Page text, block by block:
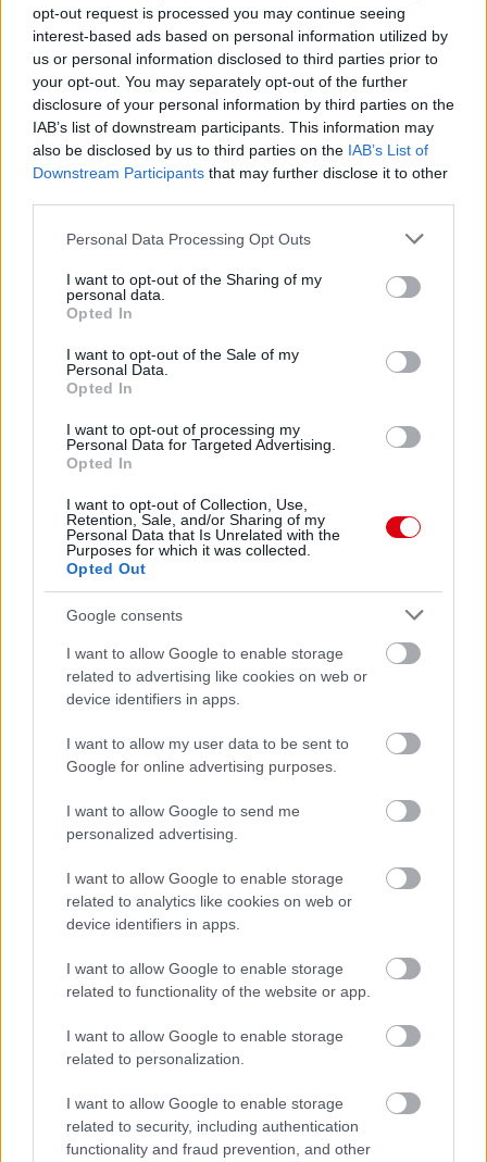
opt-out request is processed you may continue seeing
interest-based ads based on personal information utilized by
us or personal information disclosed to third parties prior to
your opt-out. You may separately opt-out of the further
disclosure of your personal information by third parties on the
IAB’s list of downstream participants. This information may
also be disclosed by us to third parties on the IAB’s List of
Downstream Participants that may further disclose it to other
Please note that this website/app uses one or more Google
not limited to your visit or usage behaviour. You may click to
grant or deny consent to Google and its third-party tags to
use your data for below specified purposes in below Google
consent section.
Personal Data Processing Opt Outs
I want to opt-out of the Sharing of my
personal data.
Opted In
I want to opt-out of the Sale of my
Personal Data.
Opted In
I want to opt-out of processing my
Personal Data for Targeted Advertising.
Opted In
I want to opt-out of Collection, Use,
Retention, Sale, and/or Sharing of my
Personal Data that Is Unrelated with the
Purposes for which it was collected.
Opted Out
Google consents
I want to allow Google to enable storage
related to advertising like cookies on web or
device identifiers in apps.
I want to allow my user data to be sent to
Google for online advertising purposes.
I want to allow Google to send me
personalized advertising.
I want to allow Google to enable storage
related to analytics like cookies on web or
device identifiers in apps.
I want to allow Google to enable storage
related to functionality of the website or app.
I want to allow Google to enable storage
related to personalization.
I want to allow Google to enable storage
related to security, including authentication
functionality and fraud prevention, and other
Meccs Center
Paris Saint-Germain
Manchester United
Felkészülési szezon 4. mérkőzés
Nya Ullevi, Göteborg
2026-08-08 17:00
Leeds UnitedvsManchester United2026-08-12 20:30
vsManchester United
ELŐZŐ MÉRKŐZÉSEK
Támogatás
Támogasd adományoddal
SIR ALEX FERGUSON